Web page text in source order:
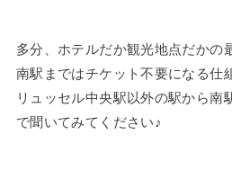
多分、ホテルだか観光地点だかの
南駅まではチケット不要になる仕
リュッセル中央駅以外の駅から南
で聞いてみてください♪